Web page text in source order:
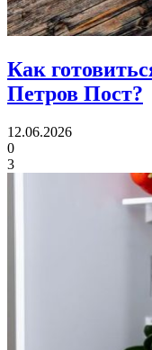
Как
Петров Пост?
12.06.2026
0
3